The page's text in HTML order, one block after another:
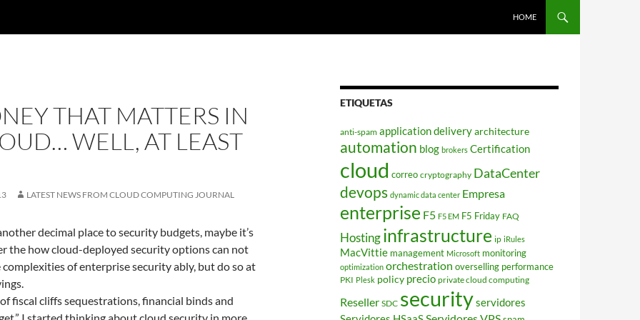
HOME
THAT MATTERS IN
WELL, AT LEAST
LATEST NEWS FROM CLOUD COMPUTING JOURNAL
decimal place to security budgets, maybe it’s
the how cloud-deployed security options can not
of enterprise security ably, but do so at
fiscal cliffs sequestrations, financial binds and
ETIQUETAS
anti-spam application deliveryarchitecture
automation blog brokers Certification
cloud correo cryptography DataCenter
devops dynamic data center Empresa
enterprise F5 F5 EM F5 Friday FAQ
Hostinginfrastructure ip iRules
MacVittie management Microsoft monitoring
optimization orchestration overselling performance
PKI Plesk policy precio private cloud computing
Reseller SDC securityservidores